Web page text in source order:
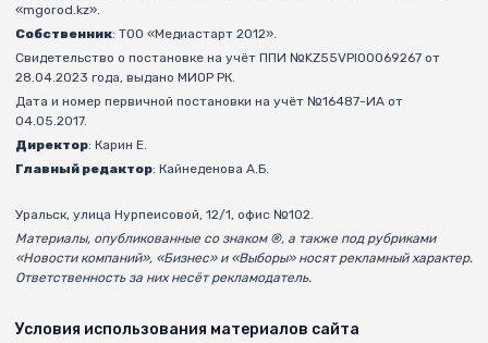
«mgorod.kz».
Собственник: ТОО «Медиастарт 2012».
Свидетельство о постановке на учёт ППИ №KZ55VPI00069267 от
28.04.2023 года, выдано МИОР РК.
Дата и номер первичной постановки на учёт №16487-ИА от
04.05.2017.
Директор: Карин Е.
Главный редактор: Кайнеденова А.Б.
Уральск, улица Нурпеисовой, 12/1, офис №102.
Материалы, опубликованные со знаком ®, а также под рубриками
«Новости компаний», «Бизнес» и «Выборы» носят рекламный характер.
Ответственность за них несёт рекламодатель.
Условия использования материалов сайта